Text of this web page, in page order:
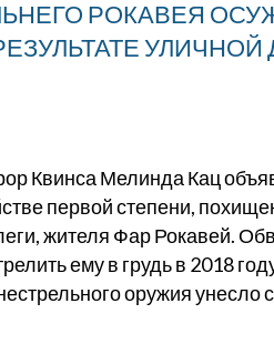
РОКАВЕЯ
Квинса Мелинда Кац
первой степени,
жителя Фар Рокавей.
ему в грудь в 2018
оружия